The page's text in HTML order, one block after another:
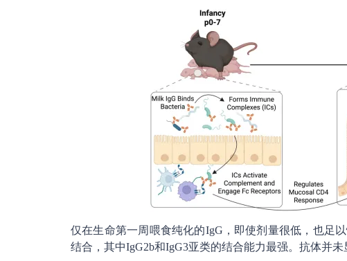
仅在生命第一周喂食纯化的IgG，即使剂量很低，也足
结合，其中IgG2b和IgG3亚类的结合能力最强。抗体并